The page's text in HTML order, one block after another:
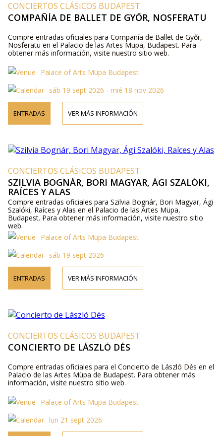
CONCIERTOS CLÁSICOS BUDAPEST
COMPAÑÍA DE BALLET DE GYŐR, NOSFERATU
Compre entradas oficiales para Compañía de Ballet de Győr,
Nosferatu en el Palacio de las Artes Müpa, Budapest. Para
obtener más información, visite nuestro sitio web.
Palace of Arts Müpa Budapest
sáb 19 sept 2026 - mié 18 nov 2026
ENTRADAS VER MÁS INFORMACIÓN
CONCIERTOS CLÁSICOS BUDAPEST
SZILVIA BOGNÁR, BORI MAGYAR, ÁGI SZALÓKI,
RAÍCES Y ALAS
Compre entradas oficiales para Szilvia Bognár, Bori Magyar, Ági
Szalóki, Raíces y Alas en el Palacio de las Artes Müpa,
Budapest. Para obtener más información, visite nuestro sitio
web.
Palace of Arts Müpa Budapest
sáb 19 sept 2026
ENTRADAS VER MÁS INFORMACIÓN
CONCIERTOS CLÁSICOS BUDAPEST
CONCIERTO DE LÁSZLÓ DÉS
Compre entradas oficiales para el Concierto de László Dés en el
Palacio de las Artes Müpa de Budapest. Para obtener más
información, visite nuestro sitio web.
Palace of Arts Müpa Budapest
lun 21 sept 2026